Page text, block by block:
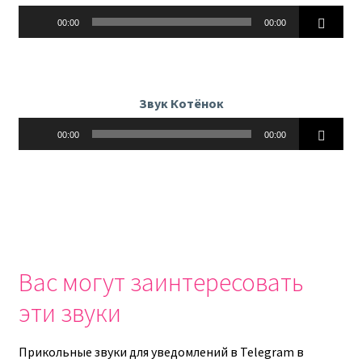
00:00 00:00
Звук Котёнок
00:00 00:00
Вас могут заинтересовать
эти звуки
Прикольные звуки для уведомлений в Telegram в